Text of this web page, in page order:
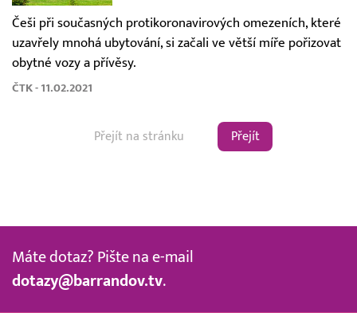
Češi při současných protikoronavirových omezeních, které
uzavřely mnohá ubytování, si začali ve větší míře pořizovat
obytné vozy a přívěsy.
ČTK - 11.02.2021
Přejít
Máte dotaz? Pište na e-mail
dotazy@barrandov.tv.